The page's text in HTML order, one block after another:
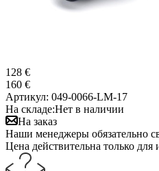
128 €
160 €
Артикул: 049-0066-LM-17
На складе:Нет в наличии
На заказ
Наши менеджеры обязательно
Цена действительна только